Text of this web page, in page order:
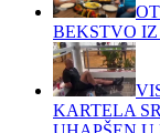
BEKSTVO IZ
KARTELA